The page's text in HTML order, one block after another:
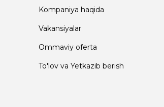
Kompaniya haqida
Vakansiyalar
Ommaviy oferta
To'lov va Yetkazib berish